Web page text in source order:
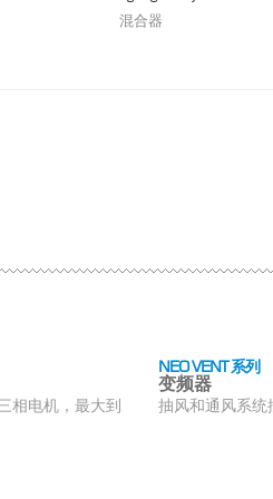
混合器
相电机，最大到
NEO VENT 系列
变频器
抽风和通风系统